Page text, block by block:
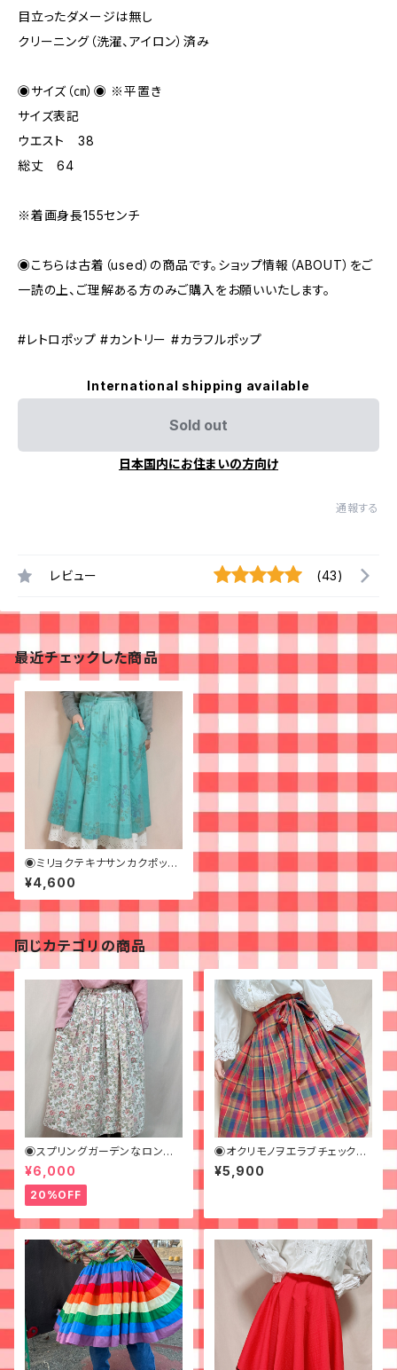
目立ったダメージは無し
クリーニング（洗濯、アイロン）済み
◉サイズ（㎝）◉ ※平置き
サイズ表記
ウエスト 38
総丈 64
※着画身長155センチ
◉こちらは古着（used）の商品です。ショップ情報（ABOUT）をご
一読の上、ご理解ある方のみご購入をお願いいたします。
#レトロポップ #カントリー #カラフルポップ
International shipping available
Sold out
日本国内にお住まいの方向け
通報する
レビュー (43)
最近チェックした商品
◉ミリョクテキナサンカクポッケ
のフレアスカート◉ 古着 グリー
ン 花柄
¥4,600
同じカテゴリの商品
◉スプリングガーデンなロング
スカート◉ 古着 花柄 クリーム
ピンク 春
¥6,000
20%OFF
◉オクリモノヲエラブチェックな
ラップスカート◉古着
¥5,900